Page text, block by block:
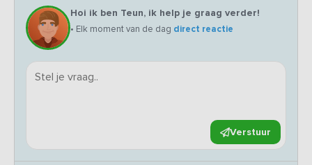
Hoi ik ben Teun, ik help je graag verder!
• Elk moment van de dag direct reactie
Verstuur